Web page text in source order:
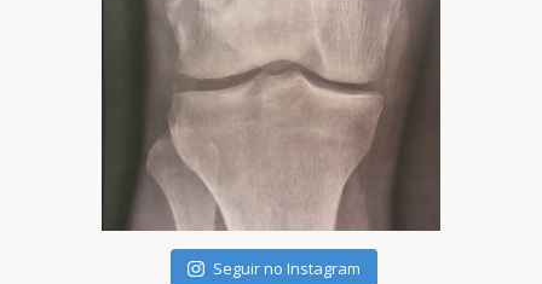
Seguir no Instagram